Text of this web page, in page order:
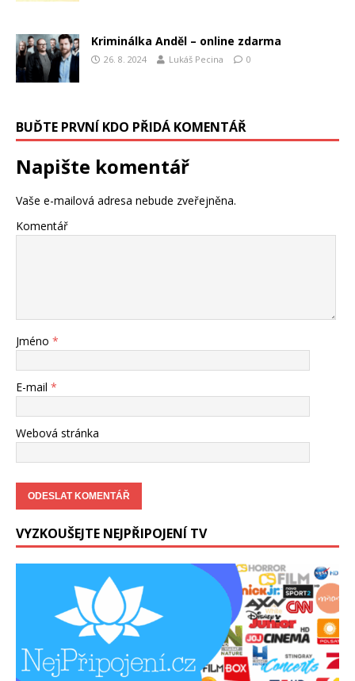
Kriminálka Anděl – online zdarma
26. 8. 2024 Lukáš Pecina 0
BUĎTE PRVNÍ KDO PŘIDÁ KOMENTÁŘ
Napište komentář
Vaše e-mailová adresa nebude zveřejněna.
Komentář
Jméno *
E-mail *
Webová stránka
VYZKOUŠEJTE NEJPŘIPOJENÍ TV